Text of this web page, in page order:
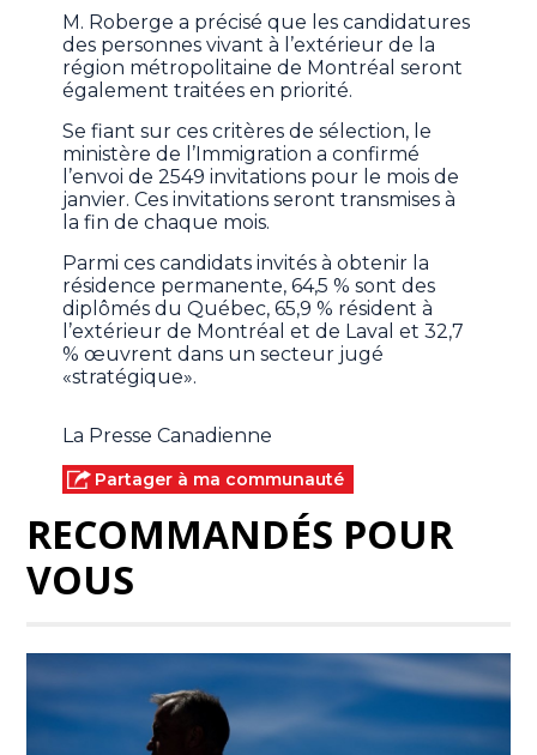
M. Roberge a précisé que les candidatures
des personnes vivant à l’extérieur de la
région métropolitaine de Montréal seront
également traitées en priorité.
Se fiant sur ces critères de sélection, le
ministère de l’Immigration a confirmé
l’envoi de 2549 invitations pour le mois de
janvier. Ces invitations seront transmises à
la fin de chaque mois.
Parmi ces candidats invités à obtenir la
résidence permanente, 64,5 % sont des
diplômés du Québec, 65,9 % résident à
l’extérieur de Montréal et de Laval et 32,7
% œuvrent dans un secteur jugé
«stratégique».
La Presse Canadienne
Partager à ma communauté
RECOMMANDÉS POUR
VOUS